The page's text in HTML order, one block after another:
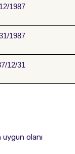
1987
1987
12/31
olanı